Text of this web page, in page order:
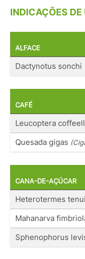
INDICAÇÕES DE
ALFACE
Dactynotus sonchi
CAFÉ
Leucoptera
Quesada gigas
CANA-DE-AÇÚCAR
Heterotermes
Mahanarva
Sphenophorus